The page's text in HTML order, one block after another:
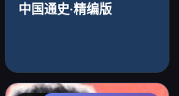
中国通史·精编版